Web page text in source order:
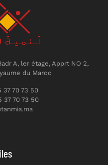
A, ler étage, Apprt NO 2,
du Maroc
37 70 73 50
37 70 73 50